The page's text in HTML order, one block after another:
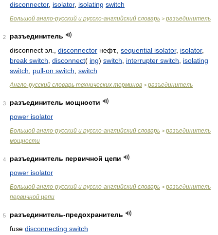
disconnector, isolator, isolating switch
Большой англо-русский и русско-английский словарь > разъединитель
2
разъединитель
disconnect эл., disconnector нефт., sequential isolator, isolator,
break switch disconnect( ing) switch interrupter switch
isolating
switch
pull-on switch switch
Англо-русский словарь технических терминов > разъединитель
3
разъединитель мощности
power isolator
Большой англо-русский и русско-английский словарь > разъединитель
мощности
4
разъединитель первичной цепи
power isolator
Большой англо-русский и русско-английский словарь > разъединитель
первичной цепи
5
разъединитель-предохранитель
fuse disconnecting switch